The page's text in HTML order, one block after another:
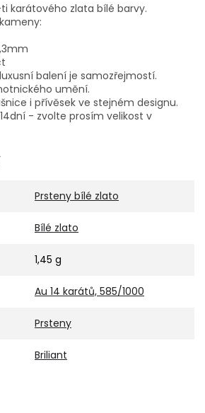
karátového zlata bílé barvy.
balení je samozřejmostí.
umění.
i přívěsek ve stejném designu.
- zvolte prosím velikost v
Prsteny bílé zlato
Bílé zlato
1,45 g
Au 14 karátů, 585/1000
Prsteny
Briliant